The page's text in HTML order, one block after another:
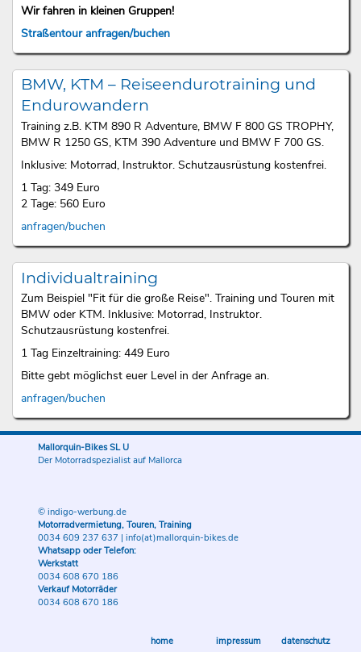
Wir fahren in kleinen Gruppen!
Straßentour anfragen/buchen
BMW, KTM – Reiseendurotraining und
Endurowandern
Training z.B. KTM 890 R Adventure, BMW F 800 GS TROPHY,
BMW R 1250 GS, KTM 390 Adventure und BMW F 700 GS.
Inklusive: Motorrad, Instruktor. Schutzausrüstung kostenfrei.
1 Tag: 349 Euro
2 Tage: 560 Euro
anfragen/buchen
Individualtraining
Zum Beispiel "Fit für die große Reise". Training und Touren mit
BMW oder KTM. Inklusive: Motorrad, Instruktor.
Schutzausrüstung kostenfrei.
1 Tag Einzeltraining: 449 Euro
Bitte gebt möglichst euer Level in der Anfrage an.
anfragen/buchen
Mallorquin-Bikes SL U
Der Motorradspezialist auf Mallorca
© indigo-werbung.de
Motorradvermietung, Touren, Training
0034 609 237 637 | info(at)mallorquin-bikes.de
Whatsapp oder Telefon:
Werkstatt
0034 608 670 186
Verkauf Motorräder
0034 608 670 186
home impressum datenschutz